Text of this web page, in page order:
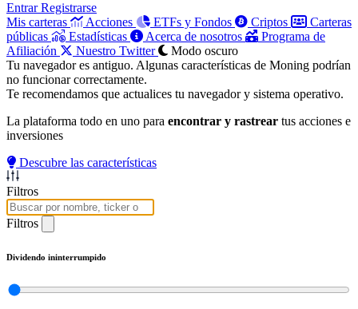
Entrar Registrarse
Mis carteras
Acciones ETFs y Fondos Criptos
Carteras
públicas
Estadísticas Acerca de nosotros
Programa de
Afiliación
Nuestro Twitter
Modo oscuro
Tu navegador es antiguo. Algunas características de Moning podrían
no funcionar correctamente.
Te recomendamos que actualices tu navegador y sistema operativo.
La plataforma todo en uno para encontrar y rastrear tus acciones e
inversiones
Descubre las características
Filtros
Filtros
Dividendo ininterrumpido